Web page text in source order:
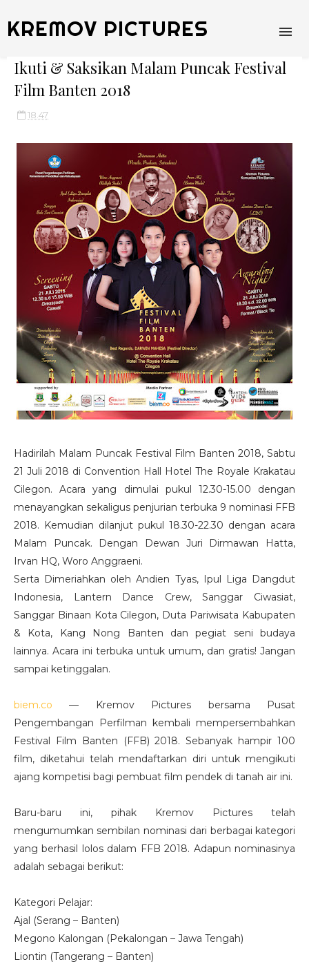
KREMOV PICTURES
Ikuti & Saksikan Malam Puncak Festival
Film Banten 2018
18.47
Hadirilah Malam Puncak Festival Film Banten 2018, Sabtu
21 Juli 2018 di Convention Hall Hotel The Royale Krakatau
Cilegon. Acara yang dimulai pukul 12.30-15.00 dengan
menayangkan sekaligus penjurian terbuka 9 nominasi FFB
2018. Kemudian dilanjut pukul 18.30-22.30 dengan acara
Malam Puncak. Dengan Dewan Juri Dirmawan Hatta,
Irvan HQ, Woro Anggraeni.
Serta Dimeriahkan oleh Andien Tyas, Ipul Liga Dangdut
Indonesia, Lantern Dance Crew, Sanggar Ciwasiat,
Sanggar Binaan Kota Cilegon, Duta Pariwisata Kabupaten
& Kota, Kang Nong Banten dan pegiat seni budaya
lainnya. Acara ini terbuka untuk umum, dan gratis! Jangan
sampai ketinggalan.
biem.co— Kremov Pictures bersama Pusat
Pengembangan Perfilman kembali mempersembahkan
Festival Film Banten (FFB) 2018. Sebanyak hampir 100
film, diketahui telah mendaftarkan diri untuk mengikuti
ajang kompetisi bagi pembuat film pendek di tanah air ini.
Baru-baru ini, pihak Kremov Pictures telah
mengumumkan sembilan nominasi dari berbagai kategori
yang berhasil lolos dalam FFB 2018. Adapun nominasinya
adalah sebagai berikut:
Kategori Pelajar:
Ajal (Serang – Banten)
Megono Kalongan (Pekalongan – Jawa Tengah)
Liontin (Tangerang – Banten)